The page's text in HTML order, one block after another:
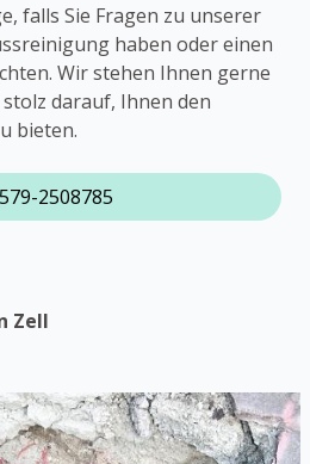
falls Sie Fragen zu unserer
haben oder einen
Wir stehen Ihnen gerne
darauf, Ihnen den
bieten.
2508785
Zell